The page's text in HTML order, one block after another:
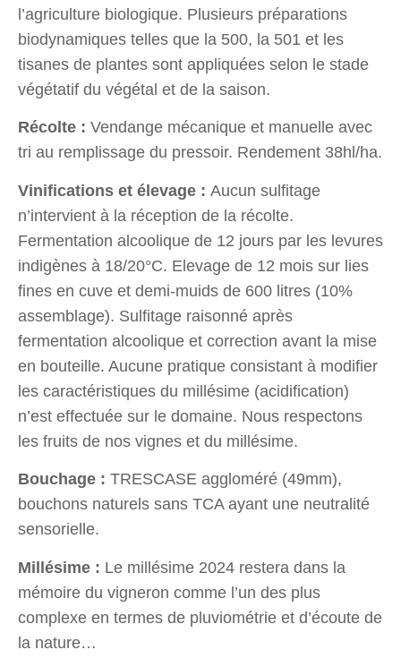
l’agriculture biologique. Plusieurs préparations
biodynamiques telles que la 500, la 501 et les
tisanes de plantes sont appliquées selon le stade
végétatif du végétal et de la saison.
Récolte : Vendange mécanique et manuelle avec
tri au remplissage du pressoir. Rendement 38hl /ha.
Vinifications et élevage : Aucun sulfitage
n’intervient à la réception de la récolte.
Fermentation alcoolique de 12 jours par les levures
indigènes à 18/20°C. Elevage de 12 mois sur lies
fines en cuve et demi-muids de 600 litres (10%
assemblage). Sulfitage raisonné après
fermentation alcoolique et correction avant la mise
en bouteille. Aucune pratique consistant à modifier
les caractéristiques du millésime (acidification)
n’est effectuée sur le domaine. Nous respectons
les fruits de nos vignes et du millésime.
Bouchage : TRESCASE aggloméré (49mm),
bouchons naturels sans TCA ayant une neutralité
sensorielle.
Millésime : Le millésime 2024 restera dans la
mémoire du vigneron comme l’un des plus
complexe en termes de pluviométrie et d’écoute de
la nature…